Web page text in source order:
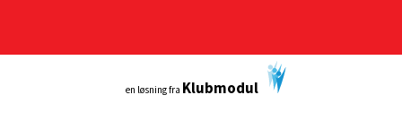
en løsning fra Klubmodul